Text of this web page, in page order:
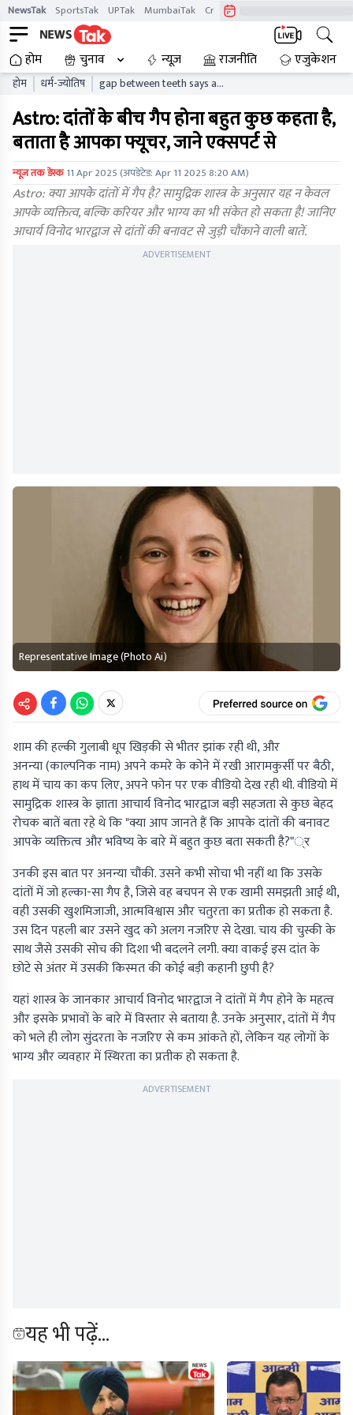
NewsTak SportsTak UPTak MumbaiTak CrimeTak
होम चुनाव न्यूज़ राजनीति एजुकेशन
होम धर्म-ज्योतिष
gap between teeth says a
know from the expert
Astro: दांतों के बीच गैप होना बहुत कुछ कहता है,
बताता है आपका फ्यूचर, जाने एक्सपर्ट से
न्यूज तक डेस्क 11 Apr 2025(अपडेटेड:Apr 11 2025 8:20 AM)
Astro: क्या आपके दांतों में गैप है? सामुद्रिक शास्त्र के अनुसार यह न केवल
आपके व्यक्तित्व, बल्कि करियर और भाग्य का भी संकेत हो सकता है! जानिए
आचार्य विनोद भारद्वाज से दांतों की बनावट से जुड़ी चौंकाने वाली बातें.
ADVERTISEMENT
Representative Image (Photo Ai)
शाम की हल्की गुलाबी धूप खिड़की से भीतर झांक रही थी, और
अनन्या (काल्पनिक नाम) अपने कमरे के कोने में रखी आरामकुर्सी पर बैठी,
हाथ में चाय का कप लिए, अपने फोन पर एक वीडियो देख रही थी. वीडियो में
सामुद्रिक शास्त्र के ज्ञाता आचार्य विनोद भारद्वाज बड़ी सहजता से कुछ बेहद
रोचक बातें बता रहे थे कि "क्या आप जानते हैं कि आपके दांतों की बनावट
आपके व्यक्तित्व और भविष्य के बारे में बहुत कुछ बता सकती है?"्र
उनकी इस बात पर अनन्या चौंकी. उसने कभी सोचा भी नहीं था कि उसके
दांतों में जो हल्का-सा गैप है, जिसे वह बचपन से एक खामी समझती आई थी,
वही उसकी खुशमिजाजी, आत्मविश्वास और चतुरता का प्रतीक हो सकता है.
उस दिन पहली बार उसने खुद को अलग नजरिए से देखा. चाय की चुस्की के
साथ जैसे उसकी सोच की दिशा भी बदलने लगी. क्या वाकई इस दांत के
छोटे से अंतर में उसकी किस्मत की कोई बड़ी कहानी छुपी है?
यहां शास्त्र के जानकार आचार्य विनोद भारद्वाज ने दांतों में गैप होने के महत्व
और इसके प्रभावों के बारे में विस्तार से बताया है. उनके अनुसार, दांतों में गैप
को भले ही लोग सुंदरता के नजरिए से कम आंकते हों, लेकिन यह लोगों के
भाग्य और व्यवहार में स्थिरता का प्रतीक हो सकता है.
ADVERTISEMENT
यह भी पढ़ें...